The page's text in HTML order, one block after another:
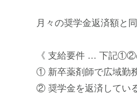
月々の奨学金返済額と
《 支給要件 … 下記①②
① 新卒薬剤師で広域勤
② 奨学金を返済してい